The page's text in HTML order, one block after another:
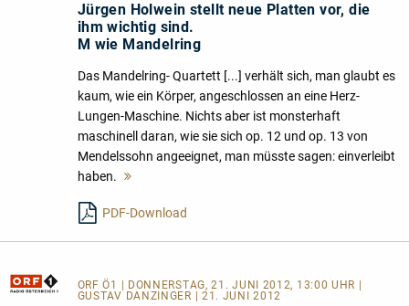
Jürgen Holwein stellt neue Platten vor, die
ihm wichtig sind.
M wie Mandelring
Das Mandelring- Quartett [...] verhält sich, man glaubt es
kaum, wie ein Körper, angeschlossen an eine Herz-
Lungen-Maschine. Nichts aber ist monsterhaft
maschinell daran, wie sie sich op. 12 und op. 13 von
Mendelssohn angeeignet, man müsste sagen: einverleibt
haben.
PDF-Download
ORF Ö1
| DONNERSTAG, 21. JUNI 2012, 13:00 UHR |
GUSTAV DANZINGER | 21. JUNI 2012